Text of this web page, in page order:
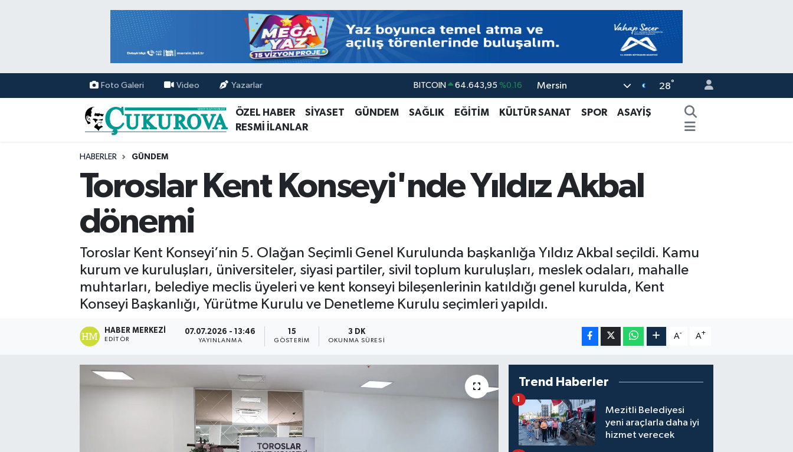
Foto Galeri Video Yazarlar DOLAR 47,6006 %0.06
EURO 55,0250 %0.02
BITCOIN 64.643,95 %0.16
Mersin 28°
ÖZEL HABER SİYASET GÜNDEM SAĞLIK EĞİTİM KÜLTÜR SANAT SPOR
ASAYİŞ
RESMİ İLANLAR
HABERLER GÜNDEM
Toroslar Kent Konseyi'nde Yıldız Akbal
dönemi
Toroslar Kent Konseyi’nin 5. Olağan Seçimli Genel Kurulunda başkanlığa Yıldız Akbal seçildi. Kamu
kurum ve kuruluşları, üniversiteler, siyasi partiler, sivil toplum kuruluşları, meslek odaları, mahalle
muhtarları, belediye meclis üyeleri ve kent konseyi bileşenlerinin katıldığı genel kurulda, Kent
Konseyi Başkanlığı, Yürütme Kurulu ve Denetleme Kurulu seçimleri yapıldı.
HABER MERKEZI
EDITÖR
07.07.2026 - 13:46
YAYINLANMA
15
GÖSTERIM
3 DK
OKUNMA SÜRESI
A- A+
Trend Haberler
Mezitli Belediyesi
yeni araçlarla daha iyi
hizmet verecek
1
Mersin Nöbetçi Eczaneler
Mersin Hava Durumu
Mersin Namaz Vakitleri
Mersin Trafik Yoğunluk Haritası
Tüm Manşetler
Son Dakika Haberleri
Haber Arşivi